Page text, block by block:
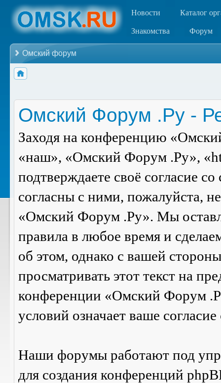
Новости Каталог
Знакомства Форум
Омский форум
Омский Форум .Ру -
Заходя на конференцию
«наш», «Омский Форум .Ру»,
подтверждаете своё согласие
согласны с ними, пожалуйста,
«Омский Форум .Ру». Мы
правила в любое время и
об этом, однако с вашей
просматривать этот текст на
конференции «Омский Форум
условий означает ваше
Наши форумы работают под
для создания конференций